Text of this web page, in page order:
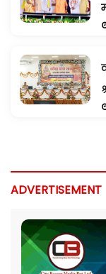
ADVERTISEMENT